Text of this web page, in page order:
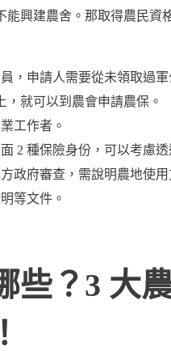
興建農舍。那取得農民資
，申請人需要從未領取過
，就可以到農會申請農保。
工作者。
2 種保險身份，可以考慮
政府審查，需說明農地使
等文件。
些？3 大